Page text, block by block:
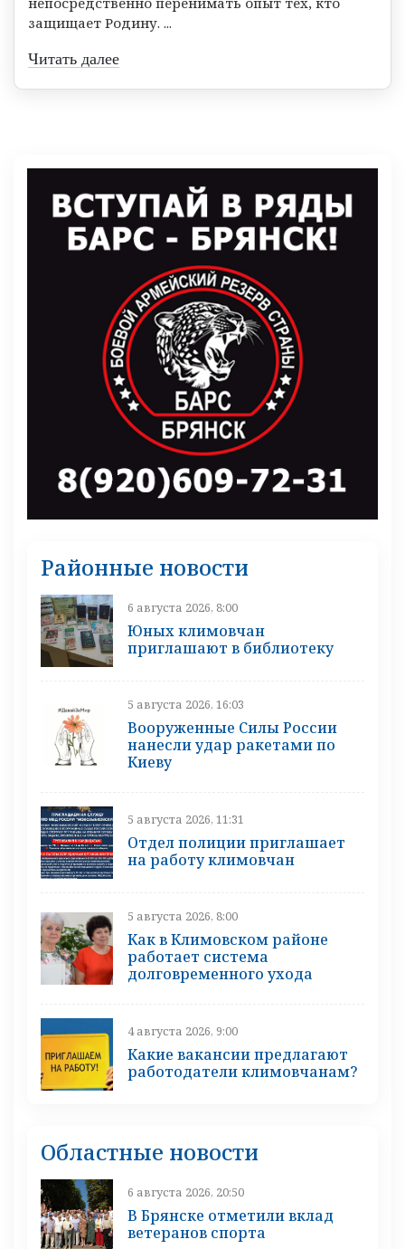
защищает Родину. ...
Читать далее
Районные новости
6 августа 2026, 8:00
Юных климовчан
приглашают в библиотеку
5 августа 2026, 16:03
Вооруженные Силы России
нанесли удар ракетами по
Киеву
5 августа 2026, 11:31
Отдел полиции приглашает
на работу климовчан
5 августа 2026, 8:00
Как в Климовском районе
работает система
долговременного ухода
4 августа 2026, 9:00
Какие вакансии предлагают
работодатели климовчанам?
Областные новости
6 августа 2026, 20:50
В Брянске отметили вклад
ветеранов спорта